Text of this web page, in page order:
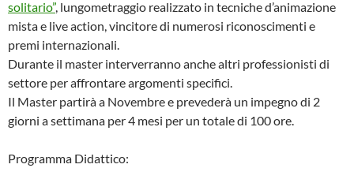
solitario”, lungometraggio realizzato in tecniche d’animazione
mista e live action, vincitore di numerosi riconoscimenti e
premi internazionali.
Durante il master interverranno anche altri professionisti di
settore per affrontare argomenti specifici.
Il Master partirà a Novembre e prevederà un impegno di 2
giorni a settimana per 4 mesi per un totale di 100 ore.
Programma Didattico: